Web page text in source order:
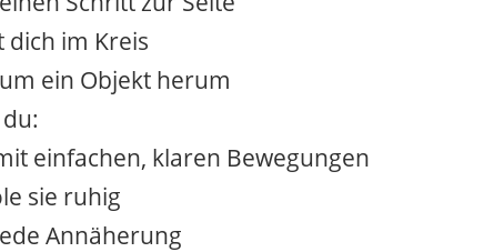
dich im Kreis
ein Objekt herum
einfachen, klaren Bewegungen
sie ruhig
Annäherung